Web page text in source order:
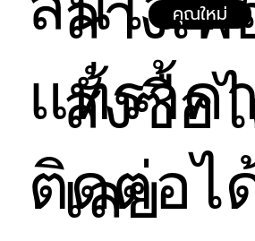
สั่งซื้อ
เลย
แท้ราค
ติดต่อไ
คุณใหม่